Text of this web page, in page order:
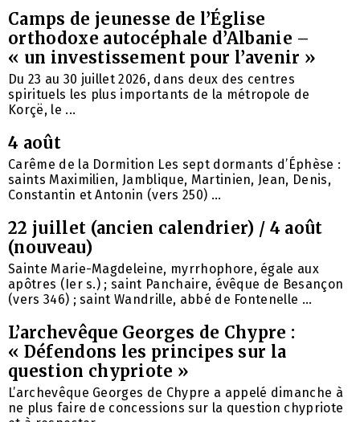
Camps de jeunesse de l’Église
orthodoxe autocéphale d’Albanie –
« un investissement pour l’avenir »
Du 23 au 30 juillet 2026, dans deux des centres
spirituels les plus importants de la métropole de
Korçë, le ...
4 août
Carême de la Dormition Les sept dormants d’Éphèse :
saints Maximilien, Jamblique, Martinien, Jean, Denis,
Constantin et Antonin (vers 250) ...
22 juillet (ancien calendrier) / 4 août
(nouveau)
Sainte Marie-Magdeleine, myrrhophore, égale aux
apôtres (Ier s.) ; saint Panchaire, évêque de Besançon
(vers 346) ; saint Wandrille, abbé de Fontenelle ...
L’archevêque Georges de Chypre :
« Défendons les principes sur la
question chypriote »
L’archevêque Georges de Chypre a appelé dimanche à
ne plus faire de concessions sur la question chypriote